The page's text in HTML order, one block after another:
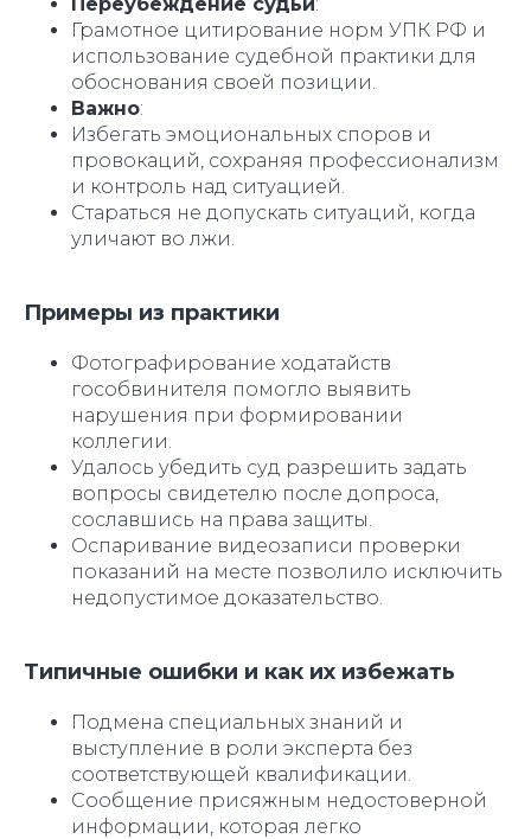
Грамотное цитирование норм УПК РФ и
использование судебной практики для
обоснования своей позиции.
Важно:
Избегать эмоциональных споров и
провокаций, сохраняя профессионализм
и контроль над ситуацией.
Стараться не допускать ситуаций, когда
уличают во лжи.
Примеры из практики
Фотографирование ходатайств
гособвинителя помогло выявить
нарушения при формировании
коллегии.
Удалось убедить суд разрешить задать
вопросы свидетелю после допроса,
сославшись на права защиты.
Оспаривание видеозаписи проверки
показаний на месте позволило исключить
недопустимое доказательство.
Типичные ошибки и как их избежать
Подмена специальных знаний и
выступление в роли эксперта без
соответствующей квалификации.
Сообщение присяжным недостоверной
информации, которая легко